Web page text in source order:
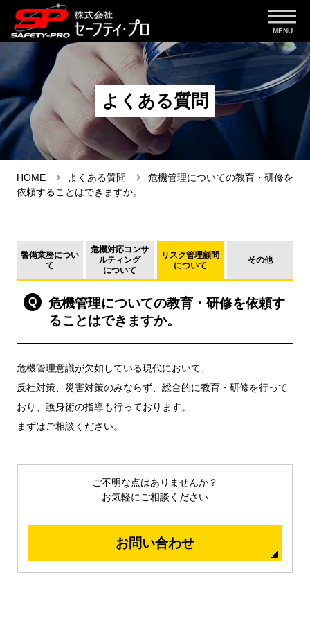
よくある質問
HOME よくある質問
危機管理についての教育・研修を
依頼することはできますか。
警備業務につい
て
危機対応コンサ
ルティング
について
リスク管理顧問
について
その他
危機管理についての教育・研修を依頼す
ることはできますか。
危機管理意識が欠如している現代において、
反社対策、災害対策のみならず、総合的に教育・研修を行って
おり、護身術の指導も行っております。
まずはご相談ください。
ご不明な点はありませんか？
お気軽にご相談ください
お問い合わせ